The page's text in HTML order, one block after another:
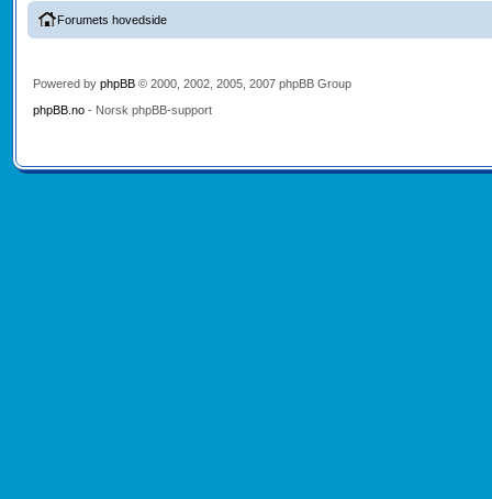
Forumets hovedside
Powered by phpBB© 2000, 2002, 2005, 2007 phpBB Group
phpBB.no- Norsk phpBB-support